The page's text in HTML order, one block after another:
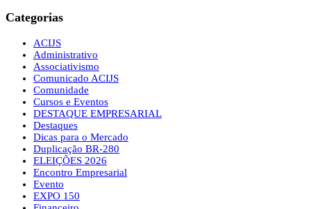
Categorias
ACIJS
Administrativo
Associativismo
Comunicado ACIJS
Comunidade
Cursos e Eventos
DESTAQUE EMPRESARIAL
Destaques
Dicas para o Mercado
Duplicação BR-280
ELEIÇÕES 2026
Encontro Empresarial
Evento
EXPO 150